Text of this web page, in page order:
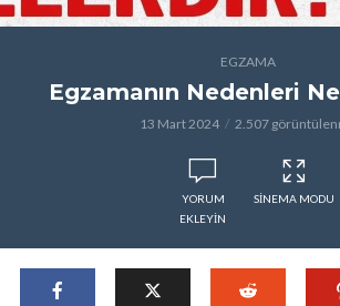
EGZAMA
Egzamanın Nedenleri
13 Mart 2024 2.507
YORUM
EKLEYIN
SINEMA MODU